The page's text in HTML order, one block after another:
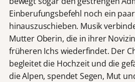
Einberufungsbefehl noch ein
hinauszuschieben. Musik
Mutter Oberin, die in ihrer
früheren Ichs wiederfindet. Der
begleitet die Hochzeit und die
die Alpen, spendet Segen, Mut